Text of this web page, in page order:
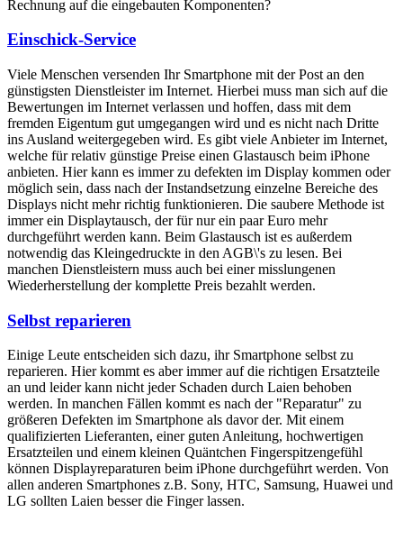
Rechnung auf die eingebauten Komponenten?
Einschick-Service
Viele Menschen versenden Ihr Smartphone mit der Post an den
günstigsten Dienstleister im Internet. Hierbei muss man sich auf die
Bewertungen im Internet verlassen und hoffen, dass mit dem
fremden Eigentum gut umgegangen wird und es nicht nach Dritte
ins Ausland weitergegeben wird. Es gibt viele Anbieter im Internet,
welche für relativ günstige Preise einen Glastausch beim iPhone
anbieten. Hier kann es immer zu defekten im Display kommen oder
möglich sein, dass nach der Instandsetzung einzelne Bereiche des
Displays nicht mehr richtig funktionieren. Die saubere Methode ist
immer ein Displaytausch, der für nur ein paar Euro mehr
durchgeführt werden kann. Beim Glastausch ist es außerdem
notwendig das Kleingedruckte in den AGB\'s zu lesen. Bei
manchen Dienstleistern muss auch bei einer misslungenen
Wiederherstellung der komplette Preis bezahlt werden.
Selbst reparieren
Einige Leute entscheiden sich dazu, ihr Smartphone selbst zu
reparieren. Hier kommt es aber immer auf die richtigen Ersatzteile
an und leider kann nicht jeder Schaden durch Laien behoben
werden. In manchen Fällen kommt es nach der "Reparatur" zu
größeren Defekten im Smartphone als davor der. Mit einem
qualifizierten Lieferanten, einer guten Anleitung, hochwertigen
Ersatzteilen und einem kleinen Quäntchen Fingerspitzengefühl
können Displayreparaturen beim iPhone durchgeführt werden. Von
allen anderen Smartphones z.B. Sony, HTC, Samsung, Huawei und
LG sollten Laien besser die Finger lassen.